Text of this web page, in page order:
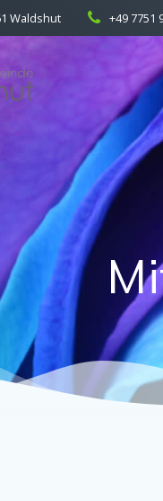
Waldshut +49 7751